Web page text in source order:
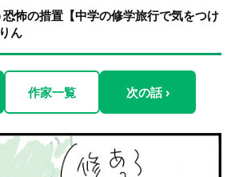
怖の措置【中学の修学旅行で気をつけ
ん
作家一覧 次の話 ›